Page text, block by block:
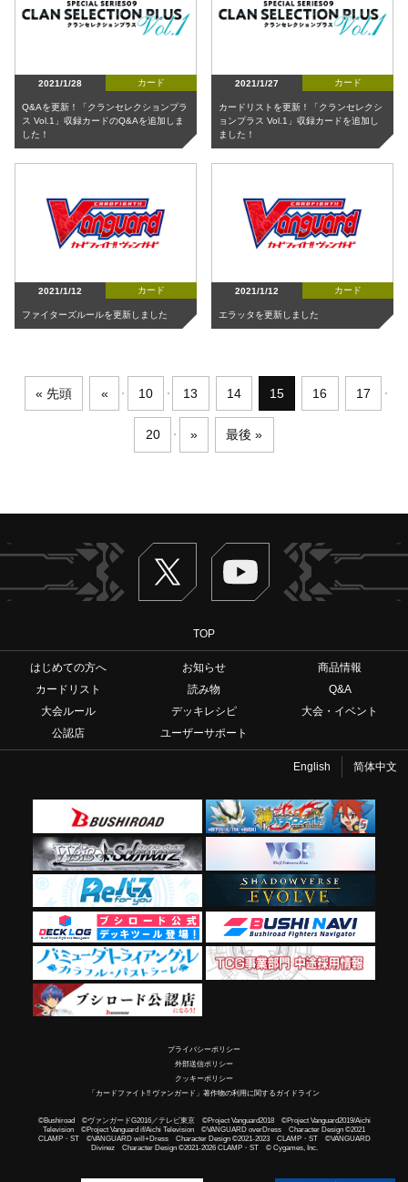
2021/1/28 カード
Q&Aを更新！「クランセレクションプラ
ス Vol.1」収録カードのQ&Aを追加しま
した！
2021/1/27 カード
カードリストを更新！「クランセレクシ
ョンプラス Vol.1」収録カードを追加し
ました！
2021/1/12 カード
ファイターズルールを更新しました
2021/1/12 カード
エラッタを更新しました
« 先頭 « 10 13 14 15 16 17
20 » 最後 »
Twitter ヴァンガードch
TOP
はじめての方へ お知らせ
商品情報
カードリスト
読み物
Q&A
大会ルール
デッキレシピ
大会・イベント
公認店
ユーザーサポート
English 简体中文
プライバシーポリシー
外部送信ポリシー
クッキーポリシー
「カードファイト!! ヴァンガード」著作物の利用に関するガイドライン
©Bushiroad ©ヴァンガードG2016／テレビ東京 ©Project Vanguard2018 ©Project Vanguard2019/Aichi
Television ©Project Vanguard if/Aichi Television ©VANGUARD overDress Character Design ©2021
CLAMP・ST ©VANGUARD will+Dress Character Design ©2021-2023 CLAMP・ST ©VANGUARD
Divinez Character Design ©2021-2026 CLAMP・ST © Cygames, Inc.